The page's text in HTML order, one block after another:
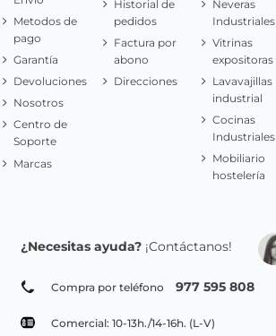
Metodos de
pago
Garantía
Devoluciones
Nosotros
Centro de
Soporte
Marcas
Historial de
pedidos
Factura por
abono
Direcciones
Neveras
Industriales
Vitrinas
expositoras
Lavavajillas
industrial
Cocinas
Industriales
Mobiliario
hostelería
¿Necesitas ayuda? ¡Contáctanos!
Compra por teléfono 977 595 808
Comercial: 10-13h./14-16h. (L-V)